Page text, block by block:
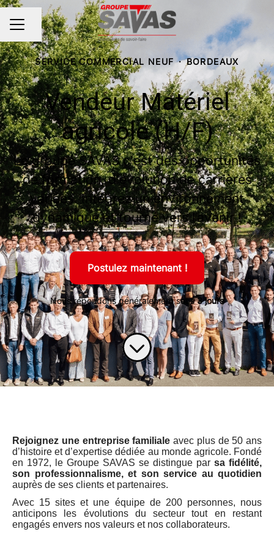
MENU CARRIÈRE
Partager la page
SERVICE COMMERCIAL NEUF · BORDEAUX
Vendeur Matériel
agricole (H/F)
Le groupe SAVAS c'est des opportunités
de formation, d'évolution de carrières
variées. Intégrez un environnement
dynamique et tourné vers l’avenir !
Postulez maintenant !
Nous répondons généralement sous3 jours
Rejoignez une entreprise familiale avec plus de 50 ans
d’histoire et d’expertise dédiée au monde agricole. Fondé
en 1972, le Groupe SAVAS se distingue par sa fidélité,
son professionnalisme, et son service au quotidien
auprès de ses clients et partenaires.
Avec 15 sites et une équipe de 200 personnes, nous
anticipons les évolutions du secteur tout en restant
engagés envers nos valeurs et nos collaborateurs.